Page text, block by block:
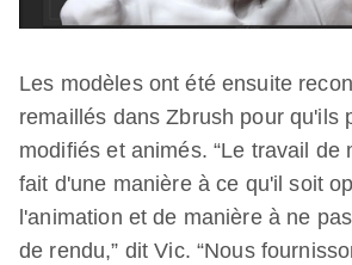
Les modèles ont été ensuite
remaillés dans Zbrush pour qu'ils
modifiés et animés. “Le travail de
fait d'une manière à ce qu'il soit
l'animation et de manière à ne
de rendu,” dit Vic. “Nous